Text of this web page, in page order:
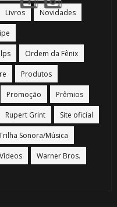
Livros Novidades
Ordem da Fênix
Produtos
Promoção Prêmios
Rupert Grint Site oficial
Sonora/Música
Vídeos Warner Bros.